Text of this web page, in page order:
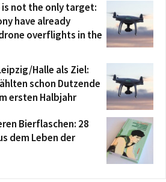
not the only target:
have already
overflights in the
Halle als Ziel:
schon Dutzende
ersten Halbjahr
Bierflaschen: 28
dem Leben der